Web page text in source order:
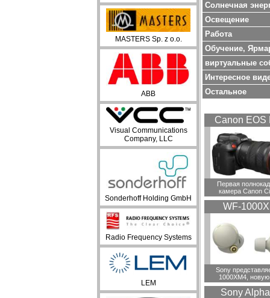
MASTERS Sp. z o.o.
ABB
Visual Communications
Company, LLC
Sonderhoff Holding GmbH
Radio Frequency Systems
LEM
Солнечная
Oсвещение
Работа
Обучение,
виртуальные
Интересное
Остальное
Canon EOS
Первая
камера Canon
WF-
Sony
1000XM4,
Sony